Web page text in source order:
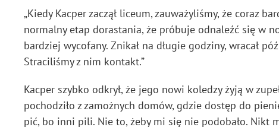
„Kiedy Kacper zaczął liceum, zauważyliśmy, że coraz
normalny etap dorastania, że próbuje odnaleźć się w
bardziej wycofany. Znikał na długie godziny, wracał
Straciliśmy z nim kontakt.”
Kacper szybko odkrył, że jego nowi koledzy żyją w
pochodziło z zamożnych domów, gdzie dostęp do
pić, bo inni pili. Nie to, żeby mi się nie podobało. Nikt